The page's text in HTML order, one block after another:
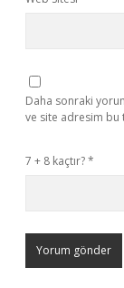
Daha sonraki
ve site adresim bu
7 + 8 kaçtır?*